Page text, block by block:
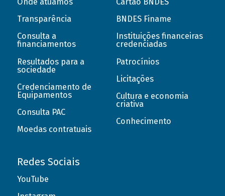
Transparência
Consulta a
financiamentos
Resultados para a
sociedade
Credenciamento de
Equipamentos
Consulta PAC
Moedas contratuais
BNDES Finame
Instituições financeiras
credenciadas
Patrocínios
Licitações
Cultura e economia
criativa
Conhecimento
Redes Sociais
YouTube